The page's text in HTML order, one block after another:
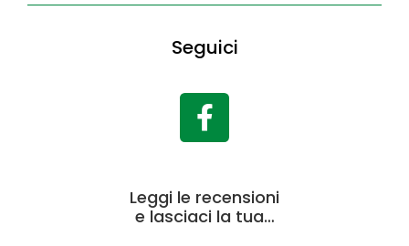
Seguici
Leggi le recensioni
e lasciaci la tua…